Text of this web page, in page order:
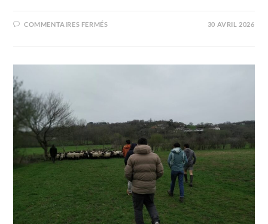
COMMENTAIRES FERMÉS 30 AVRIL 2026